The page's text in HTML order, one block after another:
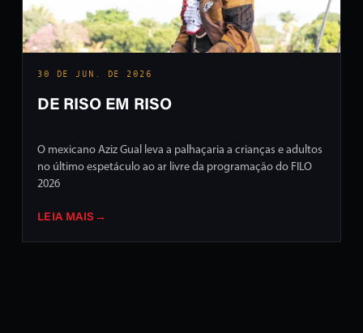
30 DE JUN. DE 2026
DE RISO EM RISO
O mexicano Aziz Gual leva a palhaçaria a crianças e adultos
no último espetáculo ao ar livre da programação do FILO
2026
LEIA MAIS →